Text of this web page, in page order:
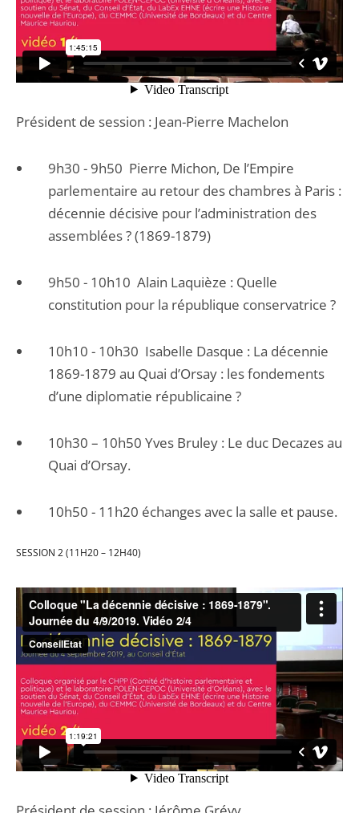
Président de session : Jean-Pierre Machelon
9h30 - 9h50 Pierre Michon, De l’Empire
parlementaire au retour des chambres à Paris :
décennie décisive pour l’administration des
assemblées ? (1869-1879)
9h50 - 10h10 Alain Laquièze : Quelle
constitution pour la république conservatrice ?
10h10 - 10h30 Isabelle Dasque : La décennie
1869-1879 au Quai d’Orsay : les fondements
d’une diplomatie républicaine ?
10h30 – 10h50 Yves Bruley : Le duc Decazes au
Quai d’Orsay.
10h50 - 11h20 échanges avec la salle et pause.
SESSION 2 (11H20 – 12H40)